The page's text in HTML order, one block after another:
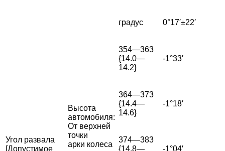
градус 0°17′±22′
Угол развала
[Допустимое
Высота
автомобиля:
От верхней
точки
арки колеса
354—363
{14.0—
14.2}
-1°33′
364—373
{14.4—
14.6}
-1°18′
374—383
{14.8—
-1°04′